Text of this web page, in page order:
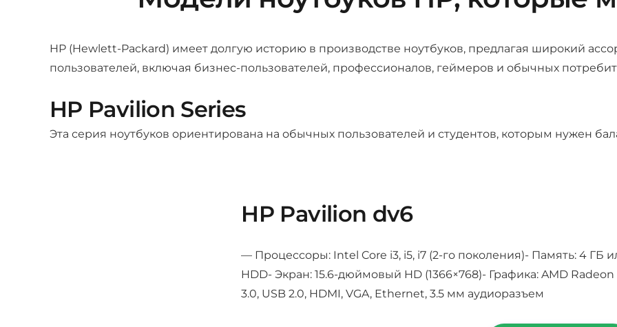
HP (Hewlett-Packard) имеет долгую историю в производстве ноутбуков, предлагая широкий
пользователей, включая бизнес-пользователей, профессионалов, геймеров и обычных
HP Pavilion Series
Эта серия ноутбуков ориентирована на обычных пользователей и студентов, которым нужен
HP Pavilion dv6
— Процессоры: Intel Core i3, i5, i7 (2-го поколения)- Память: 4 ГБ
HDD- Экран: 15.6-дюймовый HD (1366×768)- Графика: AMD
3.0, USB 2.0, HDMI, VGA, Ethernet, 3.5 мм аудиоразъем